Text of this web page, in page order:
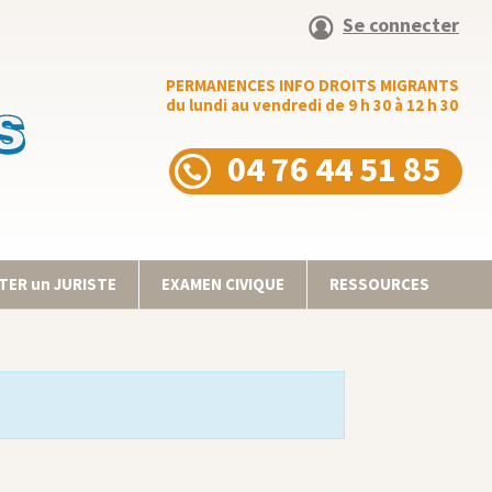
Se connecter
PERMANENCES INFO DROITS MIGRANTS
du lundi au vendredi de 9 h 30 à 12 h 30
04 76 44 51 85
un JURISTE EXAMEN CIVIQUE RESSOURCES